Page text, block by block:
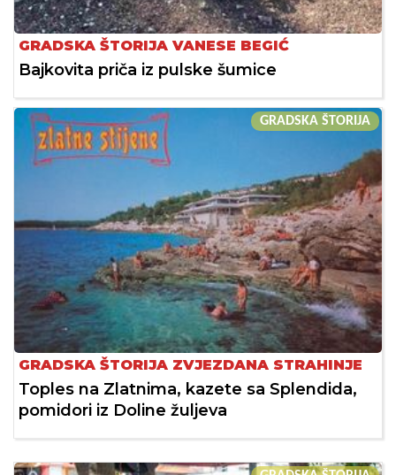
GRADSKA ŠTORIJA VANESE BEGIĆ
Bajkovita priča iz pulske šumice
GRADSKA ŠTORIJA
GRADSKA ŠTORIJA ZVJEZDANA STRAHINJE
Toples na Zlatnima, kazete sa Splendida,
pomidori iz Doline žuljeva